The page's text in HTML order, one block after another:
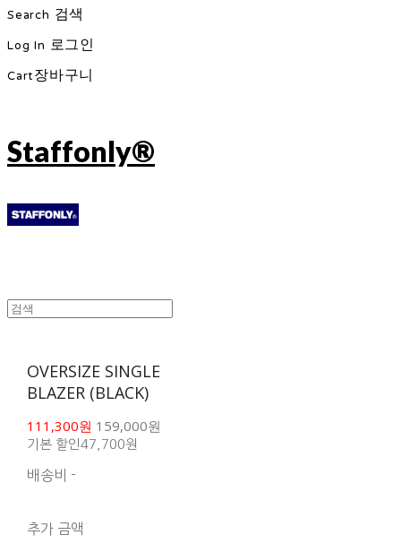
Search 검색
Log In 로그인
Cart장바구니
Staffonly®
OVERSIZE SINGLE
BLAZER (BLACK)
111,300원 159,000원
기본 할인47,700원
배송비 -
추가 금액